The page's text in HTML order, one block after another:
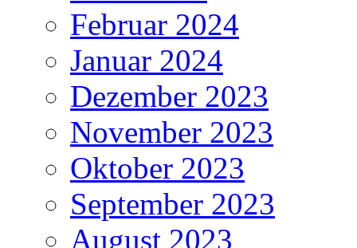
Februar 2024
Januar 2024
Dezember 2023
November 2023
Oktober 2023
September 2023
August 2023